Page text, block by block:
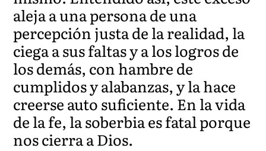
aleja a una persona de una
percepción justa de la realidad, la
ciega a sus faltas y a los logros de
los demás, con hambre de
cumplidos y alabanzas, y la hace
creerse auto suficiente. En la vida
de la fe, la soberbia es fatal porque
nos cierra a Dios.